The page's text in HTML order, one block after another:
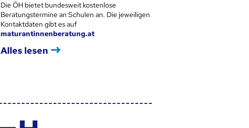
Die ÖH bietet bundesweit kostenlose
Beratungstermine an Schulen an. Die jeweiligen
Kontaktdaten gibt es auf
maturantinnenberatung.at
Alles lesen